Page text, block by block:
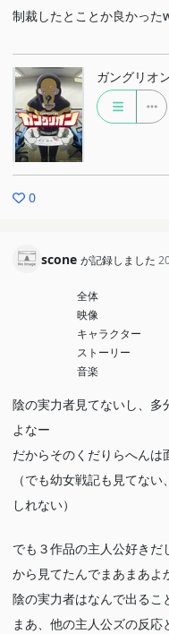
制裁したとことか良かった
ガングリオ
0
scone が記録しました
全体
映像
キャラクター
ストーリー
音楽
陰の実力者見てないし、多
よなー
だからそのくだりらへんは
（でも幼女戦記も見てな
しれない）
でも３作品の主人公好きだ
から見てたんでまあまあよ
陰の実力者はなんで出るこ
まあ、他の主人公ズの反